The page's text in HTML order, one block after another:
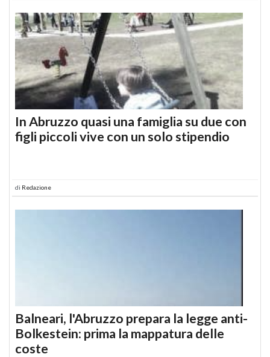
In Abruzzo quasi una famiglia su due con
figli piccoli vive con un solo stipendio
di Redazione
Balneari, l'Abruzzo prepara la legge anti-
Bolkestein: prima la mappatura delle
coste